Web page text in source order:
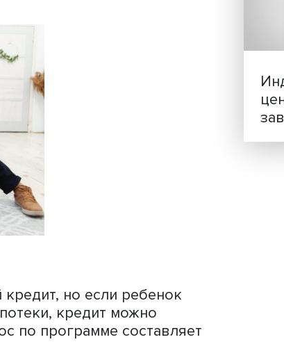
на семьи с
в возрасте до 6 лет или
Кроме того, в 35 отдельных
а также в малых городах
участвовать в программе
ребенка вне
или его приобретение по
России, но только в рамках
с открытием эскроу-